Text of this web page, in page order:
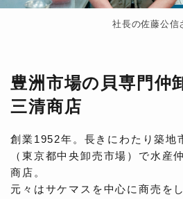
社長の佐藤公信
豊洲市場の貝専門仲
三清商店
創業1952年。長きにわたり築地
（東京都中央卸売市場）で水産
商店。
元々はサケマスを中心に商売を